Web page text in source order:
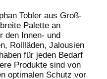
Tobler aus Groß-
Palette an
den Innen- und
Rollläden, Jalousien
für jeden Bedarf
Produkte sind von
optimalen Schutz vor